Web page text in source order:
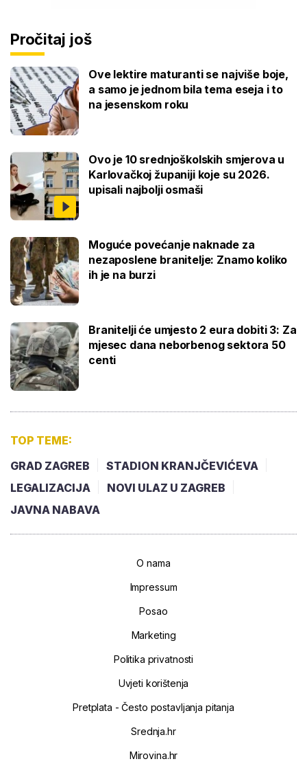
Pročitaj još
Ove lektire maturanti se najviše boje,
a samo je jednom bila tema eseja i to
na jesenskom roku
Ovo je 10 srednjoškolskih smjerova u
Karlovačkoj županiji koje su 2026.
upisali najbolji osmaši
Moguće povećanje naknade za
nezaposlene branitelje: Znamo koliko
ih je na burzi
Branitelji će umjesto 2 eura dobiti 3: Za
mjesec dana neborbenog sektora 50
centi
TOP TEME:
GRAD ZAGREB
STADION KRANJČEVIĆEVA
LEGALIZACIJA
NOVI ULAZ U ZAGREB
JAVNA NABAVA
O nama
Impressum
Posao
Marketing
Politika privatnosti
Uvjeti korištenja
Pretplata - Često postavljanja pitanja
Srednja.hr
Mirovina.hr